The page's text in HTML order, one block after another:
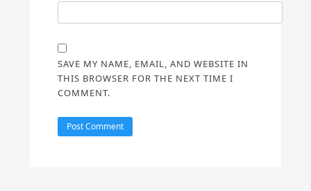
SAVE MY NAME, EMAIL, AND WEBSITE IN
THIS BROWSER FOR THE NEXT TIME I
COMMENT.